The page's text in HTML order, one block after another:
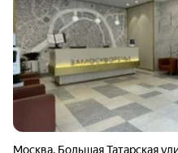
Москва, Большая Татарская